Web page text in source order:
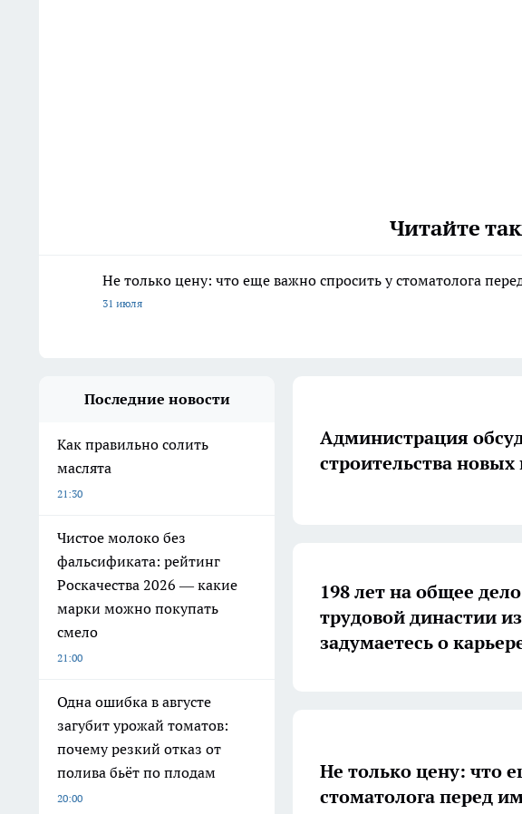
Читайте
Не только цену: что еще важно спросить у стоматолога
31 июля
Последние новости
Как правильно солить
маслята
21:30
Чистое молоко без
фальсификата: рейтинг
Роскачества 2026 — какие
марки можно покупать
смело
21:00
Одна ошибка в августе
загубит урожай томатов:
почему резкий отказ от
полива бьёт по плодам
20:00
Администрация
строительства
198 лет на общее
трудовой династии
задумаетесь о
Не только цену: что
стоматолога перед